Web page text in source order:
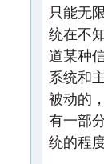
只能无
统在不
道某种
系统和
被动的
有一部
统的程